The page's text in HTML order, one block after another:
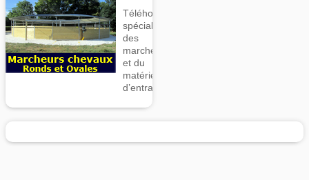
Téléhorse,
spécialiste
des
marcheurs
et du
matériel
d’entrainement